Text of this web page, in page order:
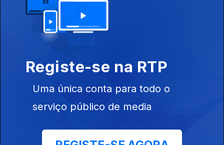
Mercado móvel atinge novo recorde com três
mil milhões de ligações 5G
RedMagic anuncia os novos smartphones topo
de gama
Registe-se na RTP
Uma única conta para todo o
serviço público de media